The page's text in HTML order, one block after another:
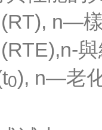
(RT), n—
(RTE),n-
0), n—老